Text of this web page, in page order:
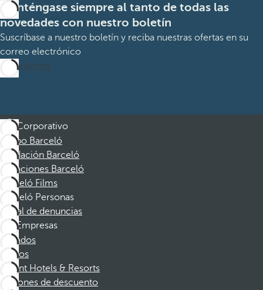
Manténgase siempre al tanto de todas las
novedades con nuestro boletín
Suscríbase a nuestro boletín y reciba nuestras ofertas en su
correo electrónico
Suscribirme
Corporativo
Grupo Barceló
Fundación Barceló
Vacaciones Barceló
Barceló Films
Barceló Personas
Canal de denuncias
Empresas
Afiliados
Socios
Dorint Hotels & Resorts
Cupones de descuento